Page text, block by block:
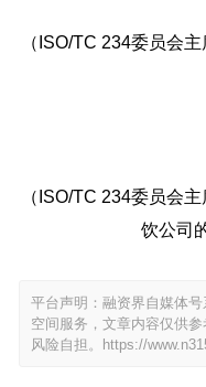
（ISO/TC 234委员会
（ISO/TC 234委员会
饮公司
平台声明：融资界自媒体
空间服务，文章内容仅供
风险自担。
https://